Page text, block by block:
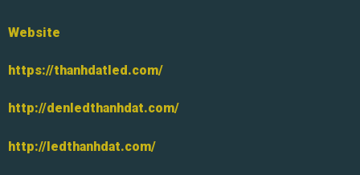
Website
https://thanhdatled.com/
http://denledthanhdat.com/
http://ledthanhdat.com/